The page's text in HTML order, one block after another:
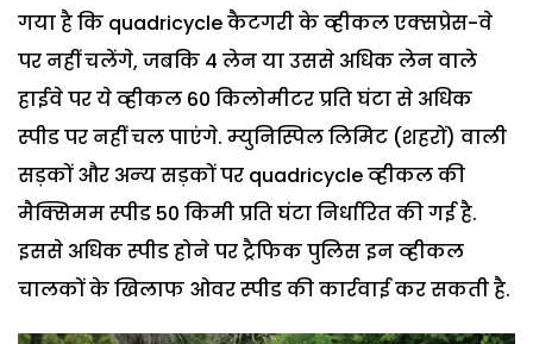
गया है कि quadricycle कैटगरी के व्‍हीकल एक्‍सप्रेस-वे
पर नहीं चलेंगे, जबकि 4 लेन या उससे अधिक लेन वाले
हाईवे पर ये व्‍हीकल 60 किलोमीटर प्रति घंटा से अधिक
स्‍पीड पर नहीं चल पाएंगे. म्‍युनिस्पिल लिमिट (शहरों) वाली
सड़कों और अन्‍य सड़कों पर quadricycle व्‍हीकल की
मैक्सिमम स्‍पीड 50 किमी प्रति घंटा निर्धारित की गई है.
इससे अधिक स्‍पीड होने पर ट्रैफिक पुलिस इन व्‍हीकल
चालकों के खिलाफ ओवर स्‍पीड की कार्रवाई कर सकती है.